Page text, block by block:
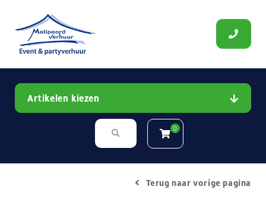
Artikelen kiezen
0
Terug naar vorige pagina